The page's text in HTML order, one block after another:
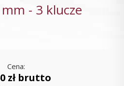
mm - 3 klucze
Cena:
zł brutto